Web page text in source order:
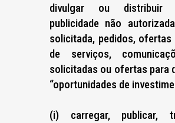
divulgar ou distribuir
publicidade não
solicitada, pedidos, ofertas
de serviços,
solicitadas ou ofertas para
“oportunidades de
(i) carregar, publicar,